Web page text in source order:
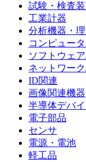
試験・検査
工業計器
分析機器・
コンピュー
ソフトウェ
ネットワー
ID関連
画像関連機器
半導体デバ
電子部品
センサ
電源・電池
軽工品